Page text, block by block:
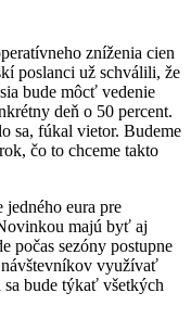
zníženia cien
poslanci už schválili, že
bude môcť vedenie
deň o 50 percent.
sa, fúkal vietor. Budeme
čo to chceme takto
eura pre
majú byť aj
počas sezóny postupne
využívať
bude týkať všetkých